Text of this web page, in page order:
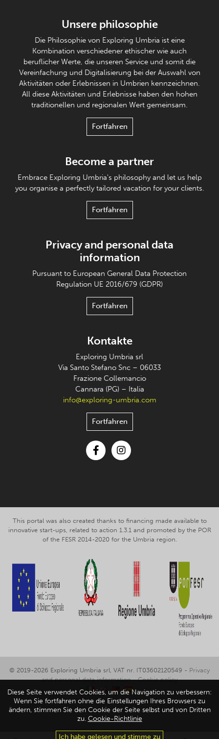
Unsere philosophie
Die Philosophie von Exploring Umbria ist eine
Kombination verschiedener ethischer wie auch
beruflicher Werte, die unseren Service und somit die
Vereinfachung und Digitalisierung bei der Auswahl von
Aktivitäten oder Erlebnissen in Umbrien kennzeichnen.
All diese Aktivitäten und Erlebnisse haben den hohen
traditionellen und regionalen Wert gemeinsam.
Fortfahren
Become a partner
Embrace Exploring Umbria's philosophy and let us help
you organise a perfectly tailored vacation for your clients.
Fortfahren
Privacy and personal data
information
Pursuant to European General Data Protection
Regulation UE 2016/679 (GDPR)
Fortfahren
Kontakte
Exploring Umbria srl
Via Santo Stefano Snc – 06033
Frazione Collemancio
Cannara (PG) – Italia
info@exploring-umbria.com
Fortfahren
This portal was also created thanks to financing made available to
innovative start-ups, related to action 1.3.1 and promoted by the POR
of the FESR 2014-2020 for the Umbria region.
© 2019-2026 Exploring Umbria srl, VAT nr. IT03602120549 - Privacy
and personal data information-Cookie policy
Diese Seite verwendet Cookies, um die Navigation zu verbessern:
Wenn Sie fortfahren ohne die Einstellungen Ihres Browsers zu
ändern, stimmen Sie den Cookie der Seite selbst und von Dritten
zu. Cookie-Richtlinie
Ich habe gelesen und stimme zu